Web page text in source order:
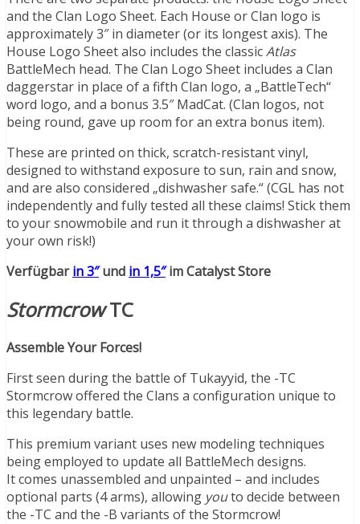
and the Clan Logo Sheet. Each House or Clan logo is
approximately 3″ in diameter (or its longest axis). The
House Logo Sheet also includes the classicAtlas
BattleMech head. The Clan Logo Sheet includes a Clan
daggerstar in place of a fifth Clan logo, a „BattleTech“
word logo, and a bonus 3.5″ MadCat. (Clan logos, not
being round, gave up room for an extra bonus item).
These are printed on thick, scratch-resistant vinyl,
designed to withstand exposure to sun, rain and snow,
and are also considered „dishwasher safe.“ (CGL has not
independently and fully tested all these claims! Stick them
to your snowmobile and run it through a dishwasher at
your own risk!)
Verfügbarin 3″und in 1,5″im Catalyst Store
StormcrowTC
Assemble Your Forces!
First seen during the battle of Tukayyid, the -TC
Stormcrow offered the Clans a configuration unique to
this legendary battle.
This premium variant uses new modeling techniques
being employed to update all BattleMech designs.
It comes unassembled and unpainted – and includes
optional parts (4 arms), allowing youto decide between
the -TC and the -B variants of the Stormcrow!